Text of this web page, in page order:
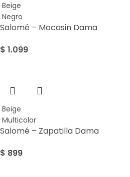
Beige
Negro
Salomé – Mocasin Dama
$ 1.099
Beige
Multicolor
Salomé – Zapatilla Dama
$ 899